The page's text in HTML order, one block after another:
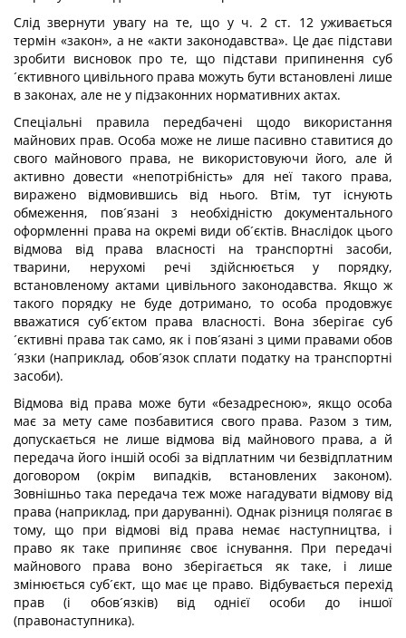
Слід звернути увагу на те, що у ч. 2 ст. 12 уживається
термін «закон», а не «акти законодавства». Це дає підстави
зробити висновок про те, що підстави припинення суб
´єктивного цивільного права можуть бути встановлені лише
в законах, але не у підзаконних нормативних актах.
Спеціальні правила передбачені щодо використання
майнових прав. Особа може не лише пасивно ставитися до
свого майнового права, не використовуючи його, але й
активно довести «непотрібність» для неї такого права,
виражено відмовившись від нього. Втім, тут існують
обмеження, пов´язані з необхідністю документального
оформленні права на окремі види об´єктів. Внаслідок цього
відмова від права власності на транспортні засоби,
тварини, нерухомі речі здійснюється у порядку,
встановленому актами цивільного законодавства. Якщо ж
такого порядку не буде дотримано, то особа продовжує
вважатися суб´єктом права власності. Вона зберігає суб
´єктивні права так само, як і пов´язані з цими правами обов
´язки (наприклад, обов´язок сплати податку на транспортні
засоби).
Відмова від права може бути «безадресною», якщо особа
має за мету саме позбавитися свого права. Разом з тим,
допускається не лише відмова від майнового права, а й
передача його іншій особі за відплатним чи безвідплатним
договором (окрім випадків, встановлених законом).
Зовнішньо така передача теж може нагадувати відмову від
права (наприклад, при даруванні). Однак різниця полягає в
тому, що при відмові від права немає наступництва, і
право як таке припиняє своє існування. При передачі
майнового права воно зберігається як таке, і лише
змінюється суб´єкт, що має це право. Відбувається перехід
прав (і обов´язків) від однієї особи до іншої
(правонаступника).